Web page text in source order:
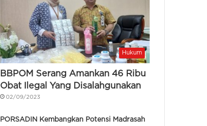
Hukum
BBPOM Serang Amankan 46 Ribu
Obat Ilegal Yang Disalahgunakan
02/09/2023
PORSADIN Kembangkan Potensi Madrasah